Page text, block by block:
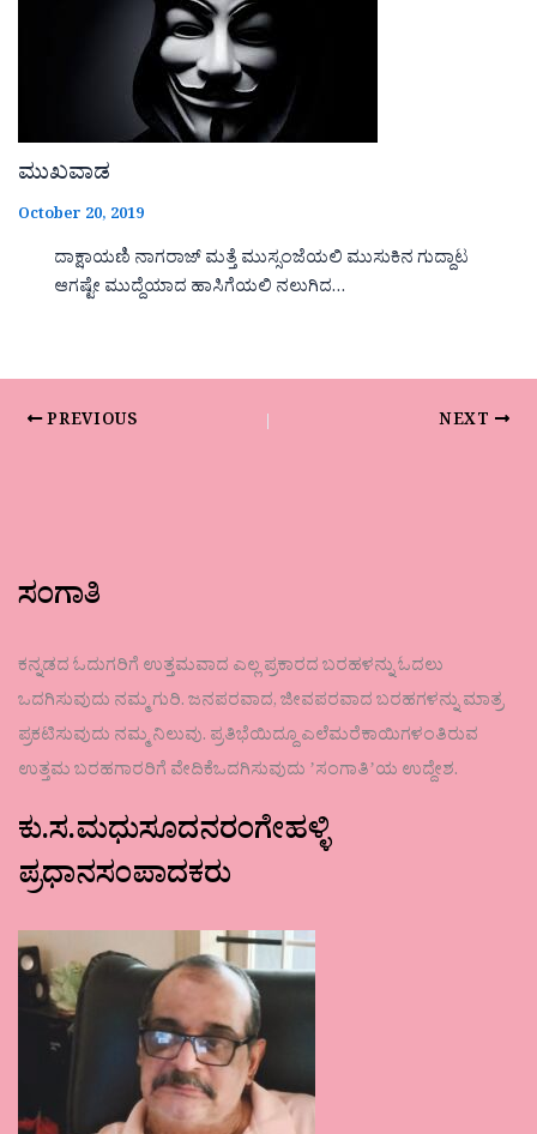
ಮುಖವಾಡ
October 20, 2019
ದಾಕ್ಷಾಯಣಿ ನಾಗರಾಜ್ ಮತ್ತೆ ಮುಸ್ಸಂಜೆಯಲಿ ಮುಸುಕಿನ ಗುದ್ದಾಟ
ಆಗಷ್ಟೇ ಮುದ್ದೆಯಾದ ಹಾಸಿಗೆಯಲಿ ನಲುಗಿದ…
PREVIOUS NEXT
ಸಂಗಾತಿ
ಕನ್ನಡದ ಓದುಗರಿಗೆ ಉತ್ತಮವಾದ ಎಲ್ಲ ಪ್ರಕಾರದ ಬರಹಳನ್ನು ಓದಲು
ಒದಗಿಸುವುದು ನಮ್ಮ ಗುರಿ. ಜನಪರವಾದ, ಜೀವಪರವಾದ ಬರಹಗಳನ್ನು ಮಾತ್ರ
ಪ್ರಕಟಿಸುವುದು ನಮ್ಮ ನಿಲುವು. ಪ್ರತಿಭೆಯಿದ್ದೂ ಎಲೆಮರೆಕಾಯಿಗಳಂತಿರುವ
ಉತ್ತಮ ಬರಹಗಾರರಿಗೆ ವೇದಿಕೆಒದಗಿಸುವುದು ʼಸಂಗಾತಿʼಯ ಉದ್ದೇಶ.
ಕು.ಸ.ಮಧುಸೂದನರಂಗೇಹಳ್ಳಿ
ಪ್ರಧಾನಸಂಪಾದಕರು